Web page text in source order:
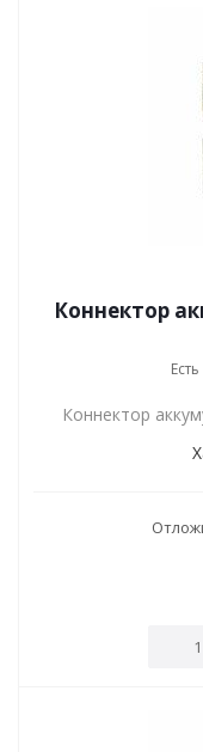
Коннектор
Коннектор